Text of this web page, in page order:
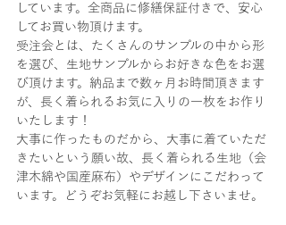
しています。全商品に修繕保証付きで、安心
してお買い物頂けます。
受注会とは、たくさんのサンプルの中から形
を選び、生地サンプルからお好きな色をお選
び頂けます。納品まで数ヶ月お時間頂きます
が、長く着られるお気に入りの一枚をお作り
いたします！
大事に作ったものだから、大事に着ていただ
きたいという願い故、長く着られる生地（会
津木綿や国産麻布）やデザインにこだわって
います。どうぞお気軽にお越し下さいませ。